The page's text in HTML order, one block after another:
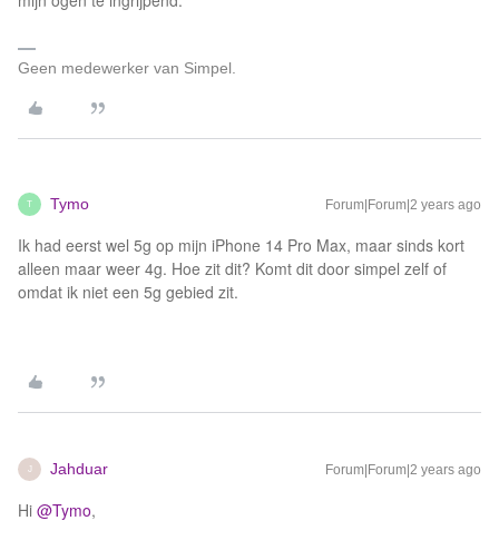
Geen medewerker van Simpel.
T Tymo Forum|Forum|2 years ago
Ik had eerst wel 5g op mijn iPhone 14 Pro Max, maar sinds kort
alleen maar weer 4g. Hoe zit dit? Komt dit door simpel zelf of
omdat ik niet een 5g gebied zit.
J Jahduar Forum|Forum|2 years ago
Hi @Tymo,